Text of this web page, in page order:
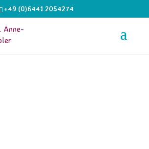
+49 (0)6441 2054274